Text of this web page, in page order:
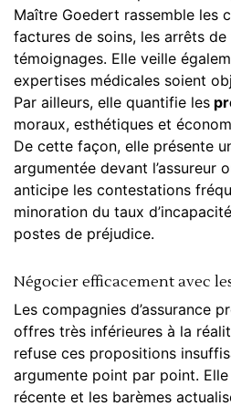
Maître Goedert rassemble les
factures de soins, les arrêts
témoignages. Elle veille
expertises médicales soient
Par ailleurs, elle quantifie les
moraux, esthétiques et
De cette façon, elle présente
argumentée devant l’assureur
anticipe les contestations
minoration du taux
postes de préjudice.
Négocier efficacement avec
Les compagnies d’assurance
offres très inférieures à la
refuse ces propositions
argumente point par point.
récente et les barèmes